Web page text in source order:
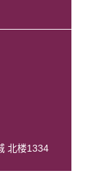
北楼1334